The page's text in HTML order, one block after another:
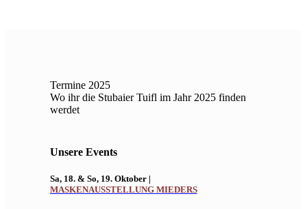
Termine 2025
Wo ihr die Stubaier Tuifl im Jahr 2025 finden
werdet
Unsere Events
Sa, 18. & So, 19. Oktober |
MASKENAUSSTELLUNG MIEDERS